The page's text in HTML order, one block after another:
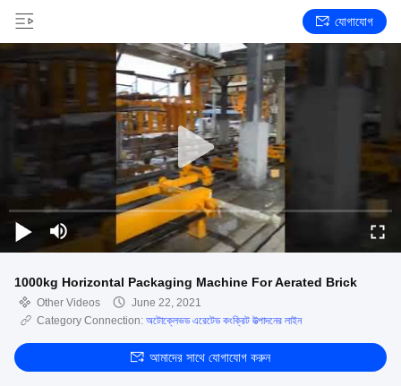
যোগাযোগ
1000kg Horizontal Packaging Machine For Aerated Brick
Other Videos
June 22, 2021
Category Connection: অটোক্লেভড এরেটেড কংক্রিট উত্পাদনের লাইন
আমাদের সাথে যোগাযোগ করুন